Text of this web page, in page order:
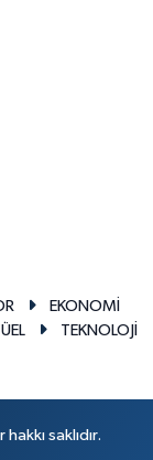
EKONOMİ
TEKNOLOJİ
saklıdır.